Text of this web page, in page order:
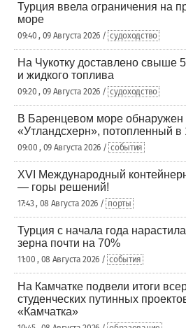
Турция ввела ограничения на
море
09:40 , 09 Августа 2026 / судоходство
На Чукотку доставлено свыше
и жидкого топлива
09:20 , 09 Августа 2026 / судоходство
В Баренцевом море обнаружен
«Утландсхерн», потопленный в
09:00 , 09 Августа 2026 / события
XVI Международный
— горы решений!
17:43 , 08 Августа 2026 / порты
Турция с начала года
зерна почти на 70%
11:00 , 08 Августа 2026 / события
На Камчатке подвели итоги
студенческих путинных
«Камчатка»